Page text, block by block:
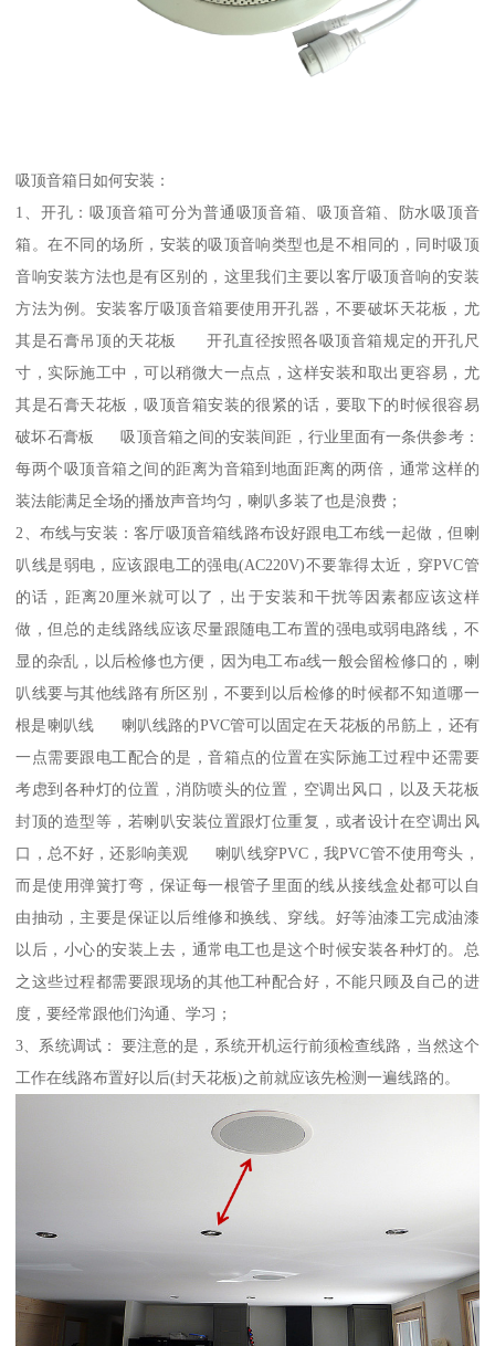
吸顶音箱日如何安装：
1、开孔：吸顶音箱可分为普通吸顶音箱、吸顶音箱、防水吸顶音
箱。在不同的场所，安装的吸顶音响类型也是不相同的，同时吸顶
音响安装方法也是有区别的，这里我们主要以客厅吸顶音响的安装
方法为例。安装客厅吸顶音箱要使用开孔器，不要破坏天花板，尤
其是石膏吊顶的天花板 开孔直径按照各吸顶音箱规定的开孔尺
寸，实际施工中，可以稍微大一点点，这样安装和取出更容易，尤
其是石膏天花板，吸顶音箱安装的很紧的话，要取下的时候很容易
破坏石膏板 吸顶音箱之间的安装间距，行业里面有一条供参考：
每两个吸顶音箱之间的距离为音箱到地面距离的两倍，通常这样的
装法能满足全场的播放声音均匀，喇叭多装了也是浪费；
2、布线与安装：客厅吸顶音箱线路布设好跟电工布线一起做，但喇
叭线是弱电，应该跟电工的强电(AC220V)不要靠得太近，穿PVC管
的话，距离20厘米就可以了，出于安装和干扰等因素都应该这样
做，但总的走线路线应该尽量跟随电工布置的强电或弱电路线，不
显的杂乱，以后检修也方便，因为电工布a线一般会留检修口的，喇
叭线要与其他线路有所区别，不要到以后检修的时候都不知道哪一
根是喇叭线 喇叭线路的PVC管可以固定在天花板的吊筋上，还有
一点需要跟电工配合的是，音箱点的位置在实际施工过程中还需要
考虑到各种灯的位置，消防喷头的位置，空调出风口，以及天花板
封顶的造型等，若喇叭安装位置跟灯位重复，或者设计在空调出风
口，总不好，还影响美观 喇叭线穿PVC，我PVC管不使用弯头，
而是使用弹簧打弯，保证每一根管子里面的线从接线盒处都可以自
由抽动，主要是保证以后维修和换线、穿线。好等油漆工完成油漆
以后，小心的安装上去，通常电工也是这个时候安装各种灯的。总
之这些过程都需要跟现场的其他工种配合好，不能只顾及自己的进
度，要经常跟他们沟通、学习；
3、系统调试： 要注意的是，系统开机运行前须检查线路，当然这个
工作在线路布置好以后(封天花板)之前就应该先检测一遍线路的。